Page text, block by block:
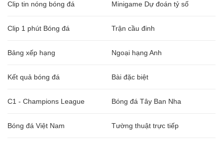
Clip tin nóng bóng đá Minigame Dự đoán tỷ số
Clip 1 phút Bóng đá Trận cầu đinh
Bảng xếp hạng Ngoại hạng Anh
Kết quả bóng đá Bài đặc biệt
C1 - Champions League Bóng đá Tây Ban Nha
Bóng đá Việt Nam Tường thuật trực tiếp